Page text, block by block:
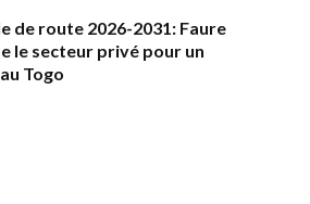
de route 2026-2031: Faure
le secteur privé pour un
Togo